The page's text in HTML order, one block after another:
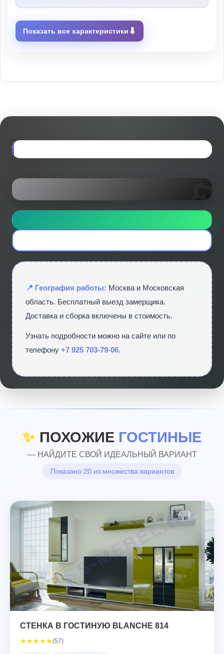
Показать все характеристики ⬇
📍 География работы: Москва и Московская
область. Бесплатный выезд замерщика.
Доставка и сборка включены в стоимость.
Узнать подробности можно на сайте или по
телефону +7 925 703-79-06.
✨ ПОХОЖИЕ ГОСТИНЫЕ
— НАЙДИТЕ СВОЙ ИДЕАЛЬНЫЙ ВАРИАНТ
Показано 20 из множества вариантов
СТЕНКА В ГОСТИНУЮ BLANCHE 814
★★★★★(57)